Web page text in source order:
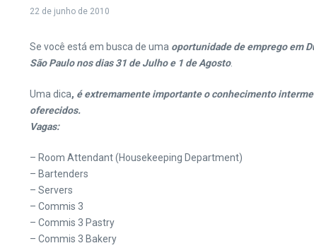
22 de junho de 2010
Se você está em busca de uma oportunidade de emprego em
São Paulo nos dias 31 de Julho e 1 de Agosto.
Uma dica, é extremamente importante o conhecimento
oferecidos.
Vagas:
– Room Attendant (Housekeeping Department)
– Bartenders
– Servers
– Commis 3
– Commis 3 Pastry
– Commis 3 Bakery